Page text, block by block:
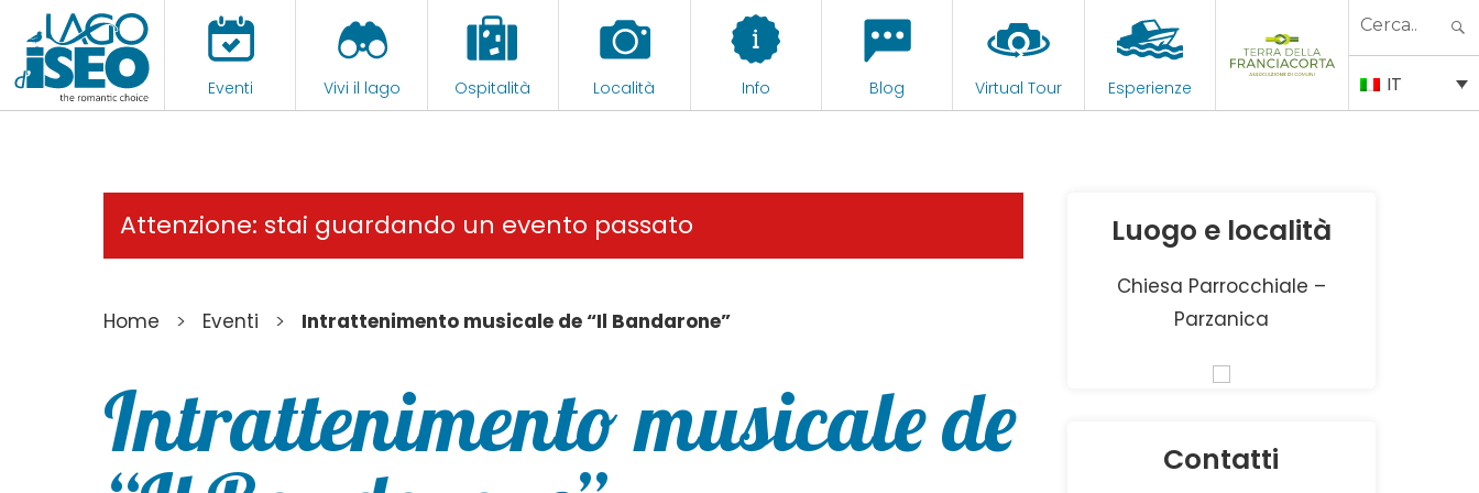
Eventi Vivi il lago Ospitalità Località Info Blog Virtual Tour Esperienze
Search
IT
Attenzione: stai guardando un evento passato
Home > Eventi > Intrattenimento musicale de “Il Bandarone”
Intrattenimento musicale de
Luogo e località
Chiesa Parrocchiale –
Parzanica
Contatti